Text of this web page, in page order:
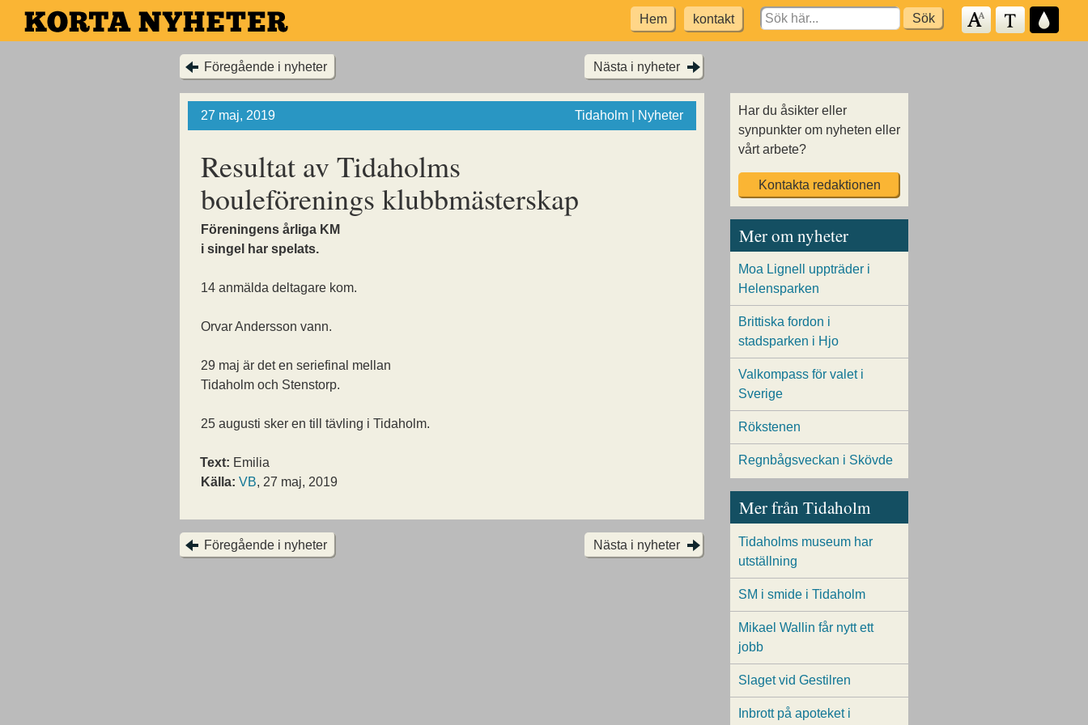
Hoppa
till
Hem kontakt
Search
for:
Föregående i nyheter Nästa i nyheter
27 maj, 2019 Tidaholm | Nyheter
Resultat av Tidaholms
bouleförenings klubbmästerskap
Föreningens årliga KM
i singel har spelats.
14 anmälda deltagare kom.
Orvar Andersson vann.
29 maj är det en seriefinal mellan
Tidaholm och Stenstorp.
25 augusti sker en till tävling i Tidaholm.
Text: Emilia
Källa: VB, 27 maj, 2019
Föregående i nyheter Nästa i nyheter
Har du åsikter eller
synpunkter om nyheten eller
vårt arbete?
Kontakta redaktionen
Mer om nyheter
Moa Lignell uppträder i
Helensparken
Brittiska fordon i
stadsparken i Hjo
Valkompass för valet i
Sverige
Rökstenen
Regnbågsveckan i Skövde
Mer från Tidaholm
Tidaholms museum har
utställning
SM i smide i Tidaholm
Mikael Wallin får nytt ett
jobb
Slaget vid Gestilren
Inbrott på apoteket i